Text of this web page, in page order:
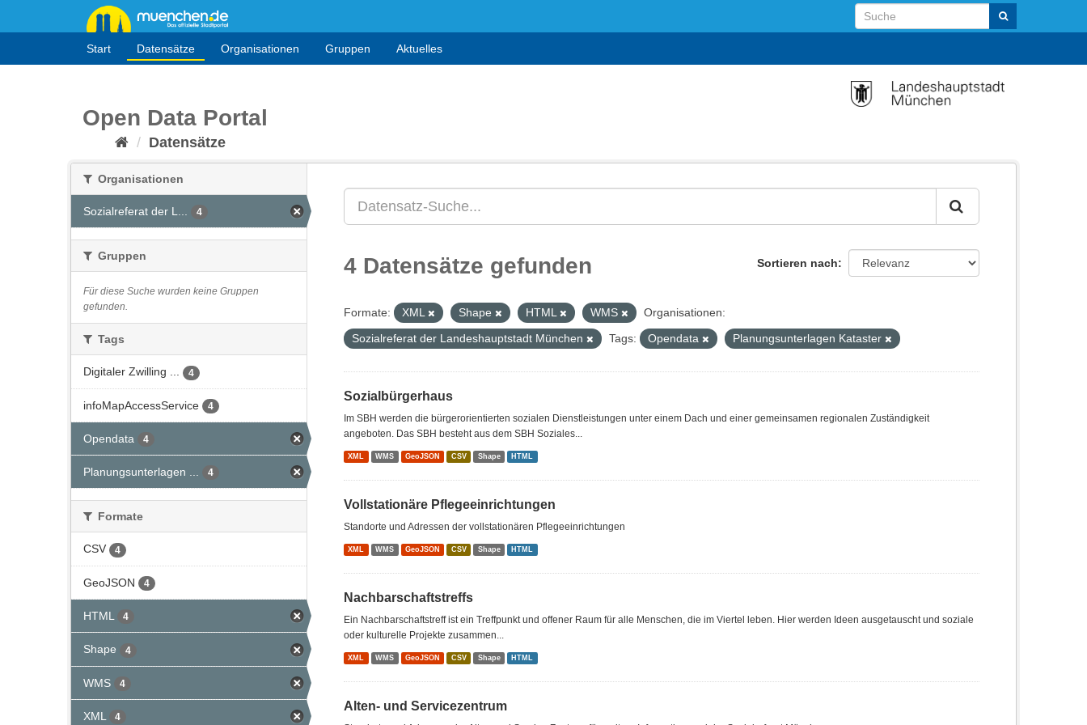
Start Datensätze Organisationen Gruppen Aktuelles
Open Data Portal
Datensätze
Organisationen
Sozialreferat der L... 4
Gruppen
Für diese Suche wurden keine Gruppen
gefunden.
Tags
Digitaler Zwilling ... 4
infoMapAccessService 4
Opendata 4
Planungsunterlagen ... 4
Formate
CSV 4
GeoJSON 4
HTML 4
Shape 4
WMS 4
XML 4
Sortieren nach
4 Datensätze gefunden
Formate: XML Shape HTML WMS
Organisationen:
Sozialreferat der Landeshauptstadt München
Tags: Opendata Planungsunterlagen Kataster
Sozialbürgerhaus
Im SBH werden die bürgerorientierten sozialen Dienstleistungen unter einem Dach und einer gemeinsamen regionalen Zuständigkeit
angeboten. Das SBH besteht aus dem SBH Soziales...
XML WMS GeoJSON CSV Shape HTML
Vollstationäre Pflegeeinrichtungen
Standorte und Adressen der vollstationären Pflegeeinrichtungen
XML WMS GeoJSON CSV Shape HTML
Nachbarschaftstreffs
Ein Nachbarschaftstreff ist ein Treffpunkt und offener Raum für alle Menschen, die im Viertel leben. Hier werden Ideen ausgetauscht und soziale
oder kulturelle Projekte zusammen...
XML WMS GeoJSON CSV Shape HTML
Alten- und Servicezentrum